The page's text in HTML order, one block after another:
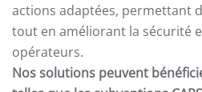
actions adaptées, permettant
tout en améliorant la sécurité
opérateurs.
Nos solutions peuvent